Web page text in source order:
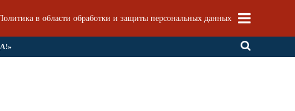
в области обработки и защиты персональных данных